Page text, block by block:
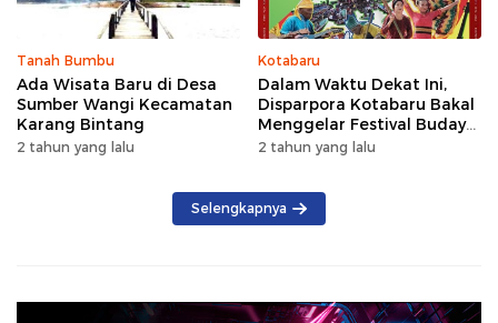
Tanah Bumbu
Ada Wisata Baru di Desa
Sumber Wangi Kecamatan
Karang Bintang
2 tahun yang lalu
Kotabaru
Dalam Waktu Dekat Ini,
Disparpora Kotabaru Bakal
Menggelar Festival Budaya
Saijaan 2024
2 tahun yang lalu
Selengkapnya